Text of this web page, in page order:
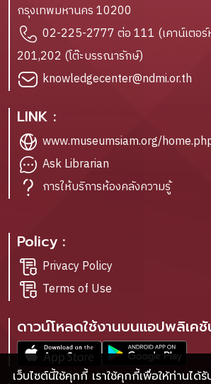
เว็บไซต์นี้ใช้คุกกี้ เราใช้คุกกี้เพื่อให้ท่านได้
กรุงเทพมหานคร 10200
02-225-2777 ต่อ 111 (เคาน์เตอ
201,202 (โต๊ะบรรณารักษ์)
knowledgecenter@ndmi.or.th
LINK :
www.museumsiam.org/
Ask Librarian
การให้บริการห้องคลังความรู้
Policy :
Privacy Policy
Terms of Use
ดาวน์โหลดใช้งานบนแอปพลิเค